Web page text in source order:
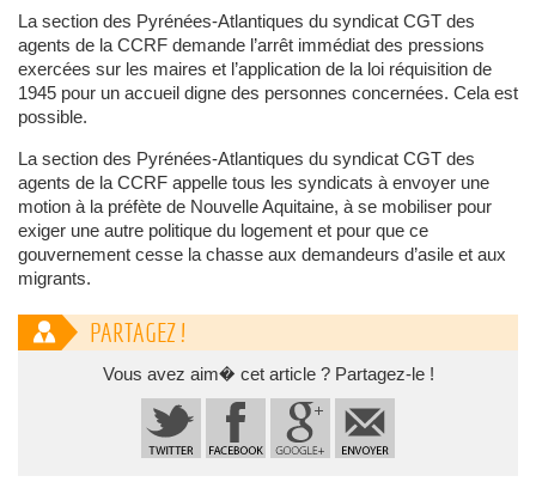
La section des Pyrénées-Atlantiques du syndicat CGT des
agents de la CCRF demande l’arrêt immédiat des pressions
exercées sur les maires et l’application de la loi réquisition de
1945 pour un accueil digne des personnes concernées. Cela est
possible.
La section des Pyrénées-Atlantiques du syndicat CGT des
agents de la CCRF appelle tous les syndicats à envoyer une
motion à la préfète de Nouvelle Aquitaine, à se mobiliser pour
exiger une autre politique du logement et pour que ce
gouvernement cesse la chasse aux demandeurs d’asile et aux
migrants.
PARTAGEZ !
Vous avez aim� cet article ? Partagez-le !